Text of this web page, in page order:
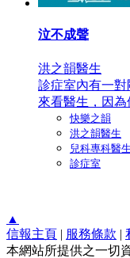
泣不成聲
洪之韻醫生
診症室內有一
來看醫生，因為
快樂之韻
洪之韻醫生
兒科專科醫生
診症室
▲
信報主頁 | 服務條款 |
本網站所提供之一切